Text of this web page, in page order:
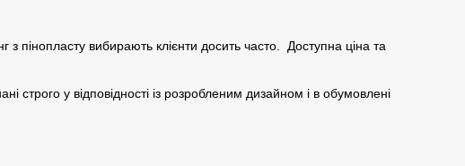
вибирають клієнти досить часто. Доступна ціна та
строго у відповідності із розробленим дизайном і в обумовлені